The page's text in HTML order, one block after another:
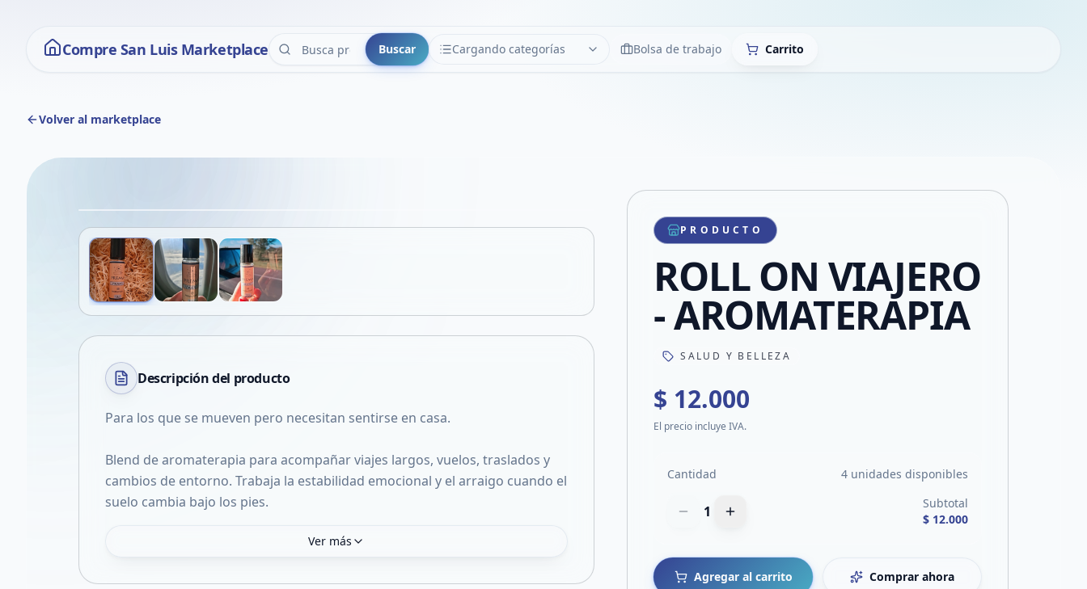
Compre San Luis Marketplace Buscar Cargando categorías
CATEGORÍAS LimpiarBolsa de trabajo Carrito
Volver al marketplace
Compartir producto
Compartir por WhatsApp
Compartir por mail
Compartir en Facebook
Compartir en X
Descripción del producto
Para los que se mueven pero necesitan sentirse en casa.
Blend de aromaterapia para acompañar viajes largos, vuelos, traslados y
cambios de entorno. Trabaja la estabilidad emocional y el arraigo cuando el
suelo cambia bajo los pies.
Ver más
PRODUCTO
ROLL ON VIAJERO
- AROMATERAPIA
SALUD Y BELLEZA
$ 12.000
El precio incluye IVA.
Cantidad 4 unidades disponibles
1
Subtotal
$ 12.000
Agregar al carrito Comprar ahora